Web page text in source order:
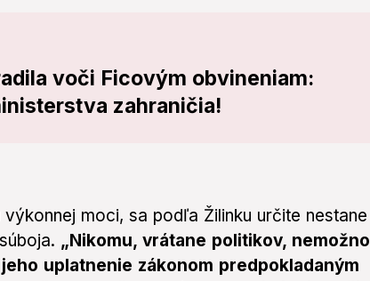
voči Ficovým obvineniam:
zahraničia!
moci, sa podľa Žilinku určite nestane
„Nikomu, vrátane politikov, nemožno
uplatnenie zákonom predpokladaným